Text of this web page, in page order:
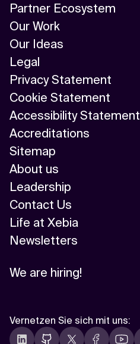
Partner Ecosystem
Our Work
Our Ideas
Legal
Privacy Statement
Cookie Statement
Accessibility Statement
Accreditations
Sitemap
About us
Leadership
Contact Us
Life at Xebia
Newsletters
We are hiring!
Vernetzen Sie sich mit uns: